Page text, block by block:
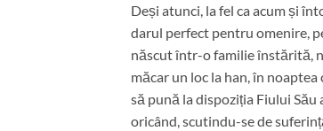
Deși atunci, la fel ca acum și
darul perfect pentru omenire,
născut într-o familie înstărită,
măcar un loc la han, în
să pună la dispoziția Fiului
oricând, scutindu-se de